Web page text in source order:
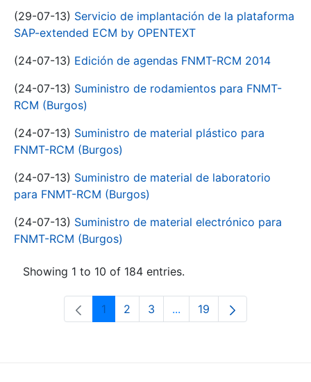
(29-07-13) Servicio de implantación de la plataforma
SAP-extended ECM by OPENTEXT
(24-07-13) Edición de agendas FNMT-RCM 2014
(24-07-13) Suministro de rodamientos para FNMT-
RCM (Burgos)
(24-07-13) Suministro de material plástico para
FNMT-RCM (Burgos)
(24-07-13) Suministro de material de laboratorio
para FNMT-RCM (Burgos)
(24-07-13) Suministro de material electrónico para
FNMT-RCM (Burgos)
Showing 1 to 10 of 184 entries.
Page
1 Page
2 Page
3 ...Intermediate Pages Use
Page
19